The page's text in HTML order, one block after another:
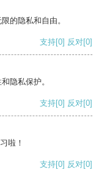
的隐私和自由。
支持[0] 反对[0]
隐私保护。
支持[0] 反对[0]
啦！
支持[0] 反对[0]